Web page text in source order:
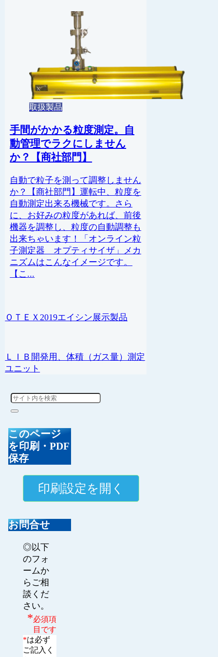
取扱製品
手間がかかる粒度測定。自
動管理でラクにしません
か？【商社部門】
自動で粒子を測って調整しません
か？【商社部門】運転中、粒度を
自動測定出来る機械です。さら
に、お好みの粒度があれば、前後
機器を調整し、粒度の自動調整も
出来ちゃいます！「オンライン粒
子測定器 オプティサイザ」メカ
ニズムはこんなイメージです。
【こ...
ＯＴＥＸ2019エイシン展示製品
ＬＩＢ開発用、体積（ガス量）測定
ユニット
このページ
を印刷・PDF
保存
お問合せ
◎以下
のフォ
ームか
らご相
談くだ
さい。
*必須項
目です
*は必ず
ご記入く